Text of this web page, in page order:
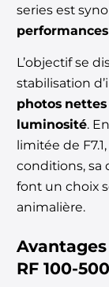
series est
L’objectif se
stabilisation
photos
luminosité.
limitée de
conditions, sa
font un choix
animalière.
RF 100-